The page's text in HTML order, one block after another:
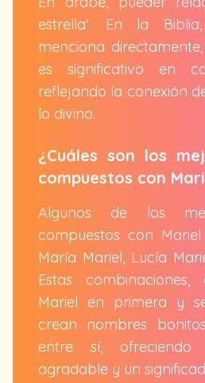
estrella'. En la
menciona
es significativo en
reflejando la conexión
lo divino.
¿Cuáles son los
compuestos con
Algunos de los
compuestos con
María Mariel, Lucía
Estas
Mariel en primera y
crean nombres
entre sí, ofreciendo
agradable y un